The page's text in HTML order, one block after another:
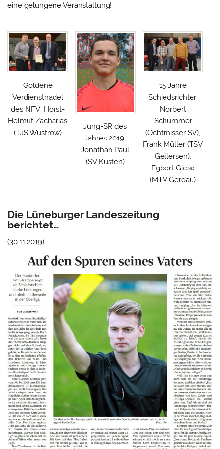
eine gelungene Veranstaltung!
Goldene
Verdienstnadel
des NFV: Horst-
Helmut Zacharias
(TuS Wustrow)
Jung-SR des
Jahres 2019:
Jonathan Paul
(SV Küsten)
15 Jahre
Schiedsrichter:
Norbert
Schummer
(Ochtmisser SV),
Frank Müller (TSV
Gellersen),
Egbert Giese
(MTV Gerdau)
Die Lüneburger Landeszeitung
berichtet…
(30.11.2019)